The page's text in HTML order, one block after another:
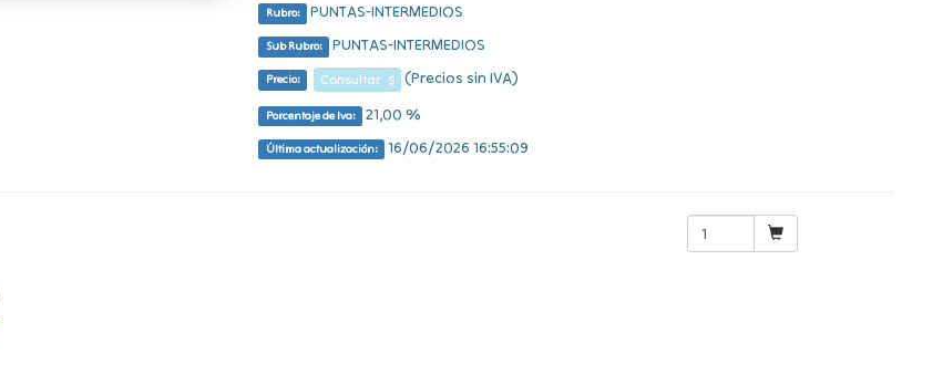
Rubro: PUNTAS-INTERMEDIOS
Sub Rubro: PUNTAS-INTERMEDIOS
Precio: Consultar $ (Precios sin IVA)
Porcentaje de Iva: 21,00 %
Última actualización: 16/06/2026 16:55:09